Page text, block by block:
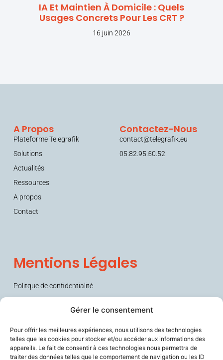
Gérer le consentement
Pour offrir les meilleures expériences, nous utilisons des technologies
telles que les cookies pour stocker et/ou accéder aux informations des
appareils. Le fait de consentir à ces technologies nous permettra de
traiter des données telles que le comportement de navigation ou les ID
IA Et Maintien À Domicile : Quels
Usages Concrets Pour Les CRT ?
16 juin 2026
A Propos
Plateforme Telegrafik
Solutions
Actualités
Ressources
A propos
Contact
Contactez-Nous
contact@telegrafik.eu
05.82.95.50.52
Mentions Légales
Politque de confidentialité